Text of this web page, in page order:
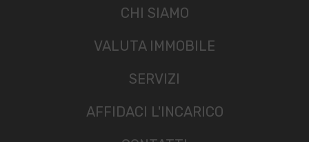
CHI SIAMO
VALUTA IMMOBILE
SERVIZI
AFFIDACI L'INCARICO